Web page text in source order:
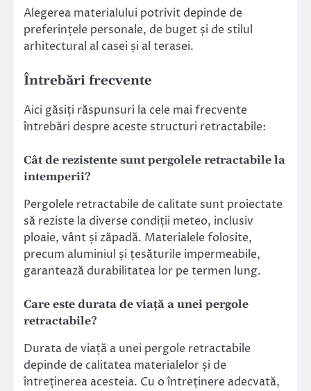
Alegerea materialului potrivit depinde de
preferințele personale, de buget și de stilul
arhitectural al casei și al terasei.
Întrebări frecvente
Aici găsiți răspunsuri la cele mai frecvente
întrebări despre aceste structuri retractabile:
Cât de rezistente sunt pergolele retractabile la
intemperii?
Pergolele retractabile de calitate sunt proiectate
să reziste la diverse condiții meteo, inclusiv
ploaie, vânt și zăpadă. Materialele folosite,
precum aluminiul și țesăturile impermeabile,
garantează durabilitatea lor pe termen lung.
Care este durata de viață a unei pergole
retractabile?
Durata de viață a unei pergole retractabile
depinde de calitatea materialelor și de
întreținerea acesteia. Cu o întreținere adecvată,